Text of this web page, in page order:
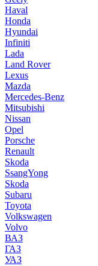
Haval
Honda
Hyundai
Infiniti
Lada
Land Rover
Lexus
Mazda
Mercedes-Benz
Mitsubishi
Nissan
Opel
Porsche
Renault
Skoda
SsangYong
Skoda
Subaru
Toyota
Volkswagen
Volvo
ВАЗ
ГАЗ
УАЗ